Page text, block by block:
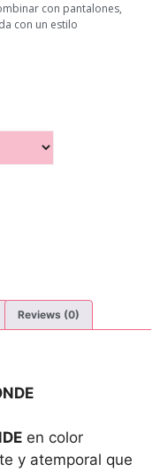
con pantalones,
con un estilo
Reviews (0)
en color
y atemporal que